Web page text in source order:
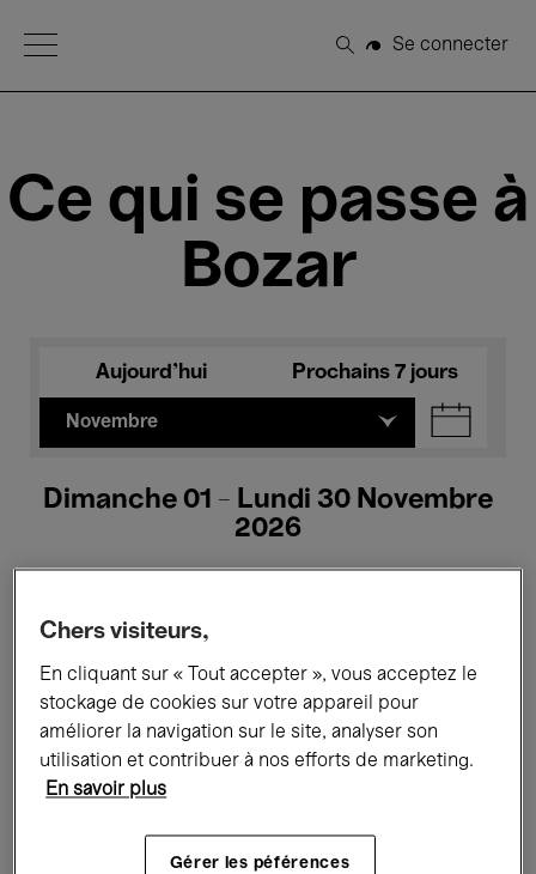
Open Menu
Rechercher
Se connecter
Ce qui se passe à
Bozar
Aujourd'hui Prochains 7 jours
Novembre
Dimanche 01 - Lundi 30 Novembre
2026
Tous les événements Concerts
Expositions Films Performances
Rencontres & Débats
Musique classique Global Music
Chers visiteurs,
En cliquant sur « Tout accepter », vous acceptez le
stockage de cookies sur votre appareil pour
améliorer la navigation sur le site, analyser son
utilisation et contribuer à nos efforts de marketing.
En savoir plus
Gérer les péférences